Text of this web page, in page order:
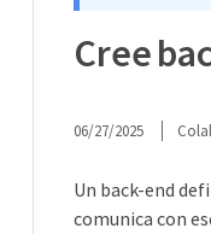
Cree
06/27/2025
Un back-end
comunica con